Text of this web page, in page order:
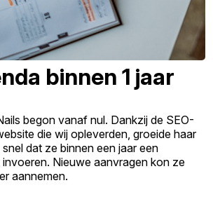
binnen 1 jaar
begon vanaf nul. Dankzij de SEO-
die wij opleverden, groeide haar
dat ze binnen een jaar een
Nieuwe aanvragen kon ze
aannemen.